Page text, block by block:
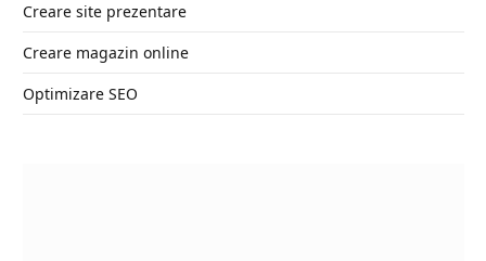
Creare site prezentare
Creare magazin online
Optimizare SEO